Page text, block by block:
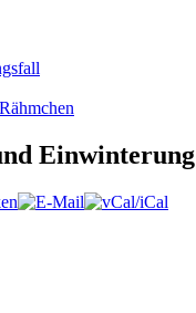
Einwinterung